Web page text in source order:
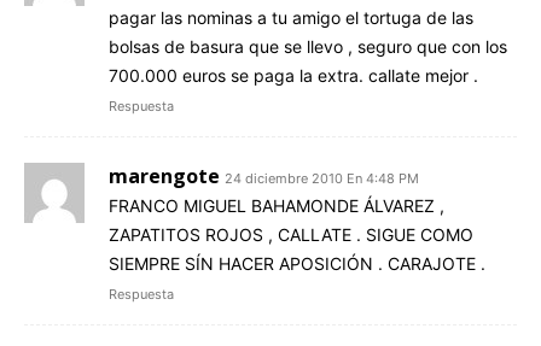
pagar las nominas a tu amigo el tortuga de las
bolsas de basura que se llevo , seguro que con los
700.000 euros se paga la extra. callate mejor .
Respuesta
marengote 24 diciembre 2010 En 4:48 PM
FRANCO MIGUEL BAHAMONDE ÁLVAREZ ,
ZAPATITOS ROJOS , CALLATE . SIGUE COMO
SIEMPRE SÍN HACER APOSICIÓN . CARAJOTE .
Respuesta